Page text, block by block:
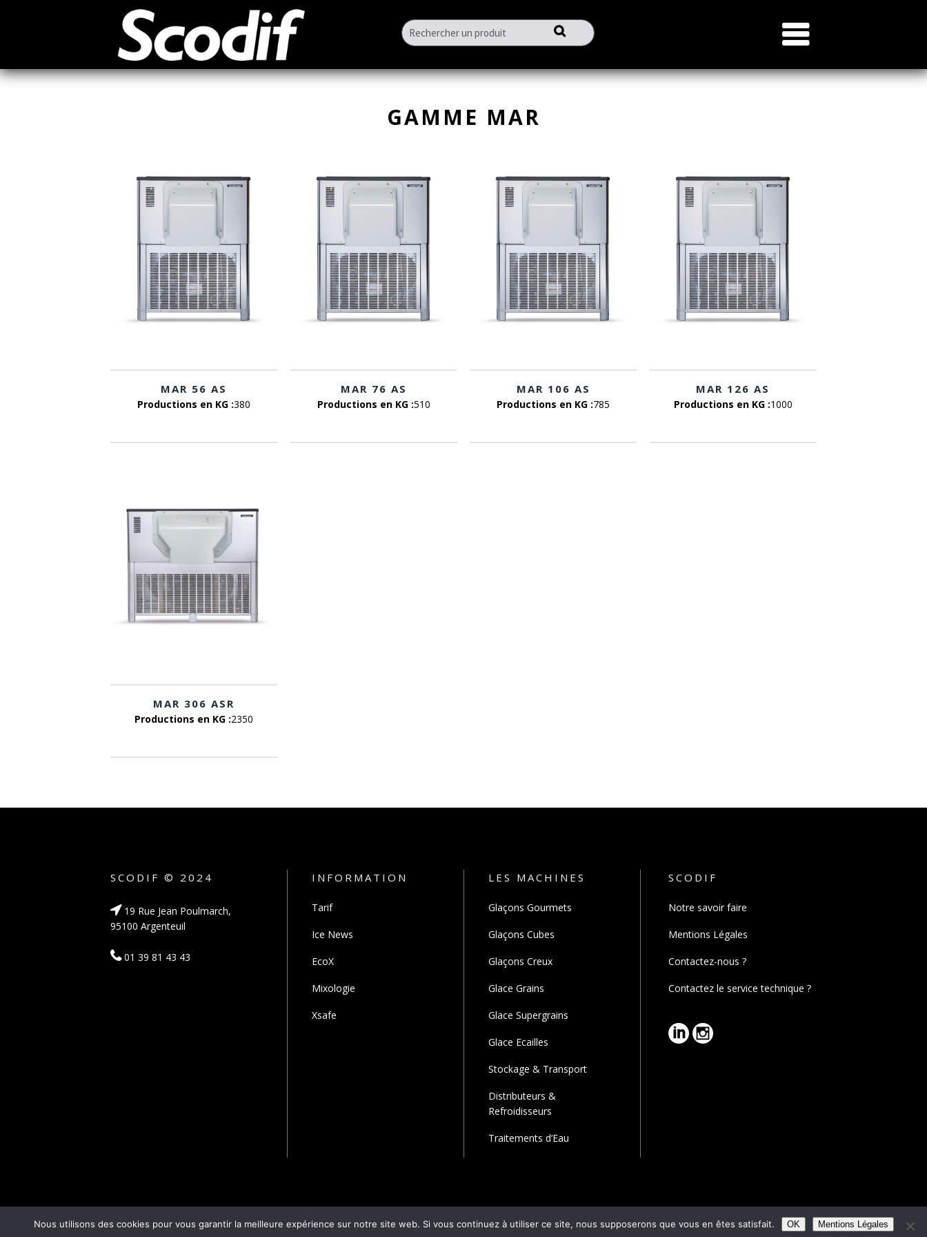
GAMME MAR
MAR 56 AS
Productions en KG :380
MAR 76 AS
Productions en KG :510
MAR 106 AS
Productions en KG :785
MAR 126 AS
Productions en KG :1000
MAR 306 ASR
Productions en KG :2350
SCODIF © 2024
19 Rue Jean Poulmarch,
95100 Argenteuil
01 39 81 43 43
INFORMATION
Tarif
Ice News
EcoX
Mixologie
Xsafe
LES MACHINES
Glaçons Gourmets
Glaçons Cubes
Glaçons Creux
Glace Grains
Glace Supergrains
Glace Ecailles
Stockage & Transport
Distributeurs &
Refroidisseurs
Traitements d’Eau
SCODIF
Notre savoir faire
Mentions Légales
Contactez-nous ?
Contactez le service technique ?
SCODIF © 2024 Réalisé par :Bucerep-digital.comBucerep Digital . All Rights Reserved.
Nous utilisons des cookies pour vous garantir la meilleure expérience sur notre site web. Si vous continuez à utiliser ce site, nous supposerons que vous en êtes satisfait. OK Mentions Légales